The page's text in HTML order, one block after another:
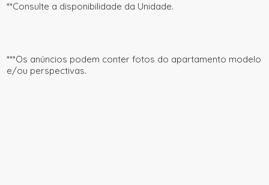
**Consulte a disponibilidade da Unidade.
***Os anúncios podem conter fotos do apartamento modelo
e/ou perspectivas.